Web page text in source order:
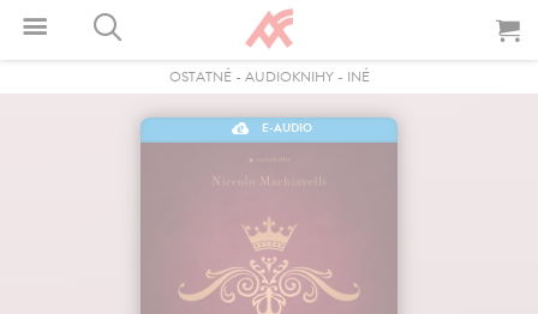
OSTATNÉ- AUDIOKNIHY- INÉ
E-AUDIO